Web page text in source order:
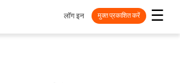
☰
लॉग इन मुक्त प्रकाशित करें